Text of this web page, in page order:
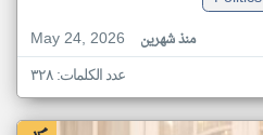
May 24, 2026
منذ شهرين
عدد الكلمات: ٣٢٨